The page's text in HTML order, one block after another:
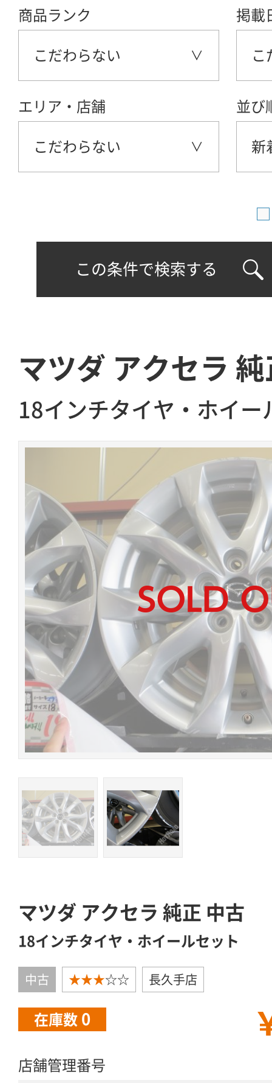
商品ランク
こだわらない
掲載
こ
エリア・店舗
こだわらない
並び
新
この条件で検索する
マツダ アクセラ
18インチタイヤ・ホイー
マツダ アクセラ 純正 中古
18インチタイヤ・ホイールセット
中古 ★★★☆☆ 長久手店
在庫数 0
店舗管理番号